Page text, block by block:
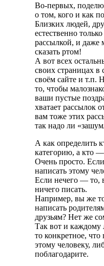
Во-первых,
о том, кого и как
Близких людей,
естественно
рассылкой, и даже
сказать ртом!
А вот всех
своих страницах в
своём сайте и т.п.
то, чтобы
ваши пустые
хватает рассылок
вам тоже этих
так надо ли
А как определить
категорию, а кто
Очень просто.
написать этому
Если нечего — то,
ничего писать.
Например, вы же
написать
друзьям? Нет же
Так вот и каждому
то конкретное,
этому человеку,
поблагодарите.